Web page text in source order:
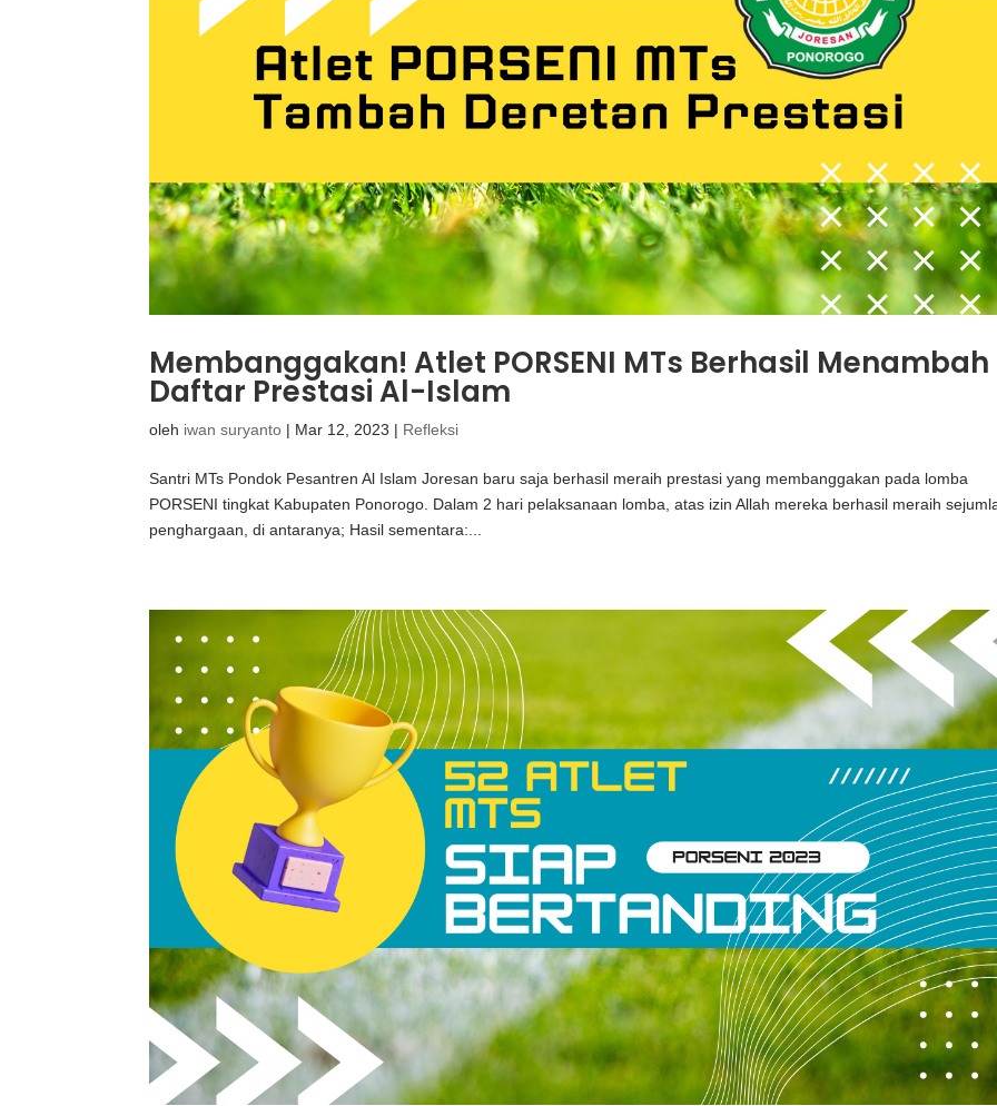
Membanggakan! Atlet PORSENI MTs Berhasil Menambah
Daftar Prestasi Al-Islam
oleh iwan suryanto | Mar 12, 2023 | Refleksi
Santri MTs Pondok Pesantren Al Islam Joresan baru saja berhasil meraih prestasi yang membanggakan pada lomba
PORSENI tingkat Kabupaten Ponorogo. Dalam 2 hari pelaksanaan lomba, atas izin Allah mereka berhasil meraih
penghargaan, di antaranya; Hasil sementara:...